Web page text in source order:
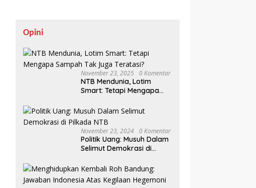
Opini
November 23, 2025 0 Komentar
NTB Mendunia, Lotim
Smart: Tetapi Mengapa
Teratasi?
November 23, 2024 0 Komentar
Politik Uang: Musuh Dalam
Selimut Demokrasi di